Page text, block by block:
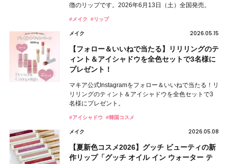
徴のリップです。2026年6月13日（土）全国発売。
#メイク #リップ
メイク 2026.05.15
【フォロー＆いいねで当たる】リリリングのテ
ィント＆アイシャドウを全色セットで3名様に
プレゼント！
マキア公式Instagramをフォロー＆いいねで当たる！リ
リリングのティント＆アイシャドウを全色セットで3
名様にプレゼント。
#アイシャドウ #韓国コスメ
メイク 2026.05.08
【夏新色コスメ2026】グッチ ビューティの新
作リップ「グッチ オイル イン ウォーター テ